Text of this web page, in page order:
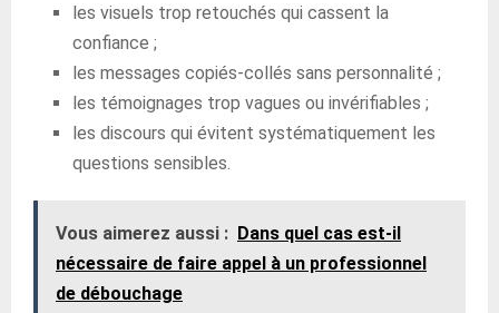
les visuels trop retouchés qui cassent la
confiance ;
les messages copiés-collés sans personnalité ;
les témoignages trop vagues ou invérifiables ;
les discours qui évitent systématiquement les
questions sensibles.
Vous aimerez aussi : Dans quel cas est-il
nécessaire de faire appel à un professionnel
de débouchage